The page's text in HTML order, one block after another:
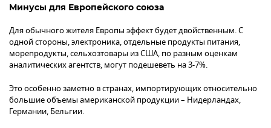
Минусы для Европейского союза
Для обычного жителя Европы эффект будет двойственным. С
одной стороны, электроника, отдельные продукты питания,
морепродукты, сельхозтовары из США, по разным оценкам
аналитических агентств, могут подешеветь на 3-7%.
Это особенно заметно в странах, импортирующих относительно
большие объемы американской продукции – Нидерландах,
Германии, Бельгии.